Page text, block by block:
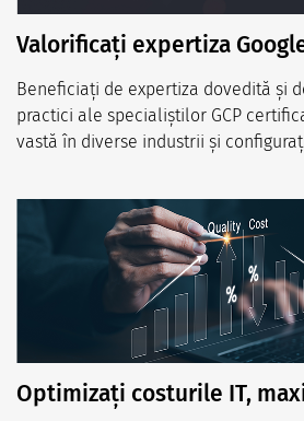
Valorificați expertiza
Beneficiați de expertiza dovedită și
practici ale specialiștilor GCP
vastă în diverse industrii și
Optimizați costurile IT,